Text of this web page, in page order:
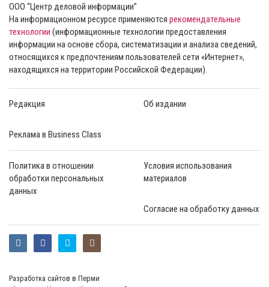
ООО “Центр деловой информации”
На информационном ресурсе применяются рекомендательные
технологии (информационные технологии предоставления
информации на основе сбора, систематизации и анализа сведений,
относящихся к предпочтениям пользователей сети «Интернет»,
находящихся на территории Российской Федерации).
Редакция Об издании
Реклама в Business Class
Политика в отношении
обработки персональных
данных
Условия использования
материалов
Согласие на обработку данных
Разработка сайтов в Перми